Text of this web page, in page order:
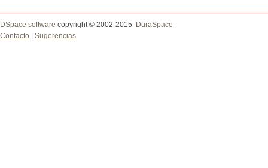
DSpace software copyright © 2002-2015
DuraSpace
Contacto
Sugerencias